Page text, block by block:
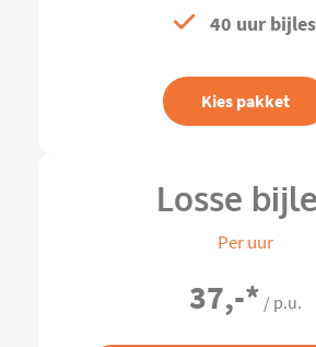
40 uur bijles
Kies pakket
Losse
Per uur
37,-* / p.u.